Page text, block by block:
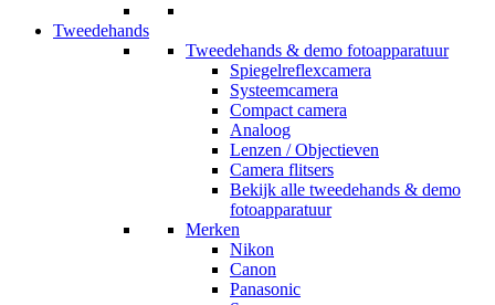
Tweedehands
Tweedehands & demo fotoapparatuur
Spiegelreflexcamera
Systeemcamera
Compact camera
Analoog
Lenzen / Objectieven
Camera flitsers
Bekijk alle tweedehands & demo
fotoapparatuur
Merken
Nikon
Canon
Panasonic